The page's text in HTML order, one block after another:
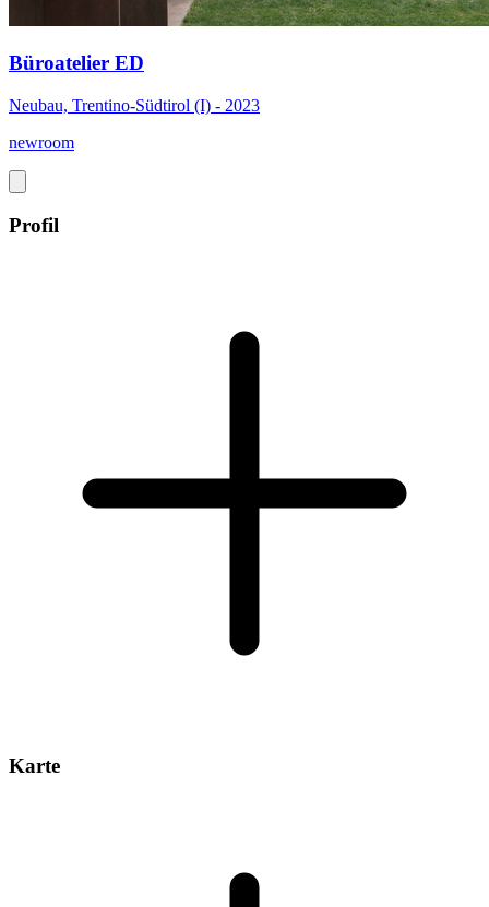
Büroatelier ED
Neubau, Trentino-Südtirol (I) - 2023
newroom
Profil
Karte